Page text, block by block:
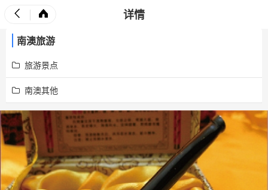
详情
南澳旅游
旅游景点
南澳其他